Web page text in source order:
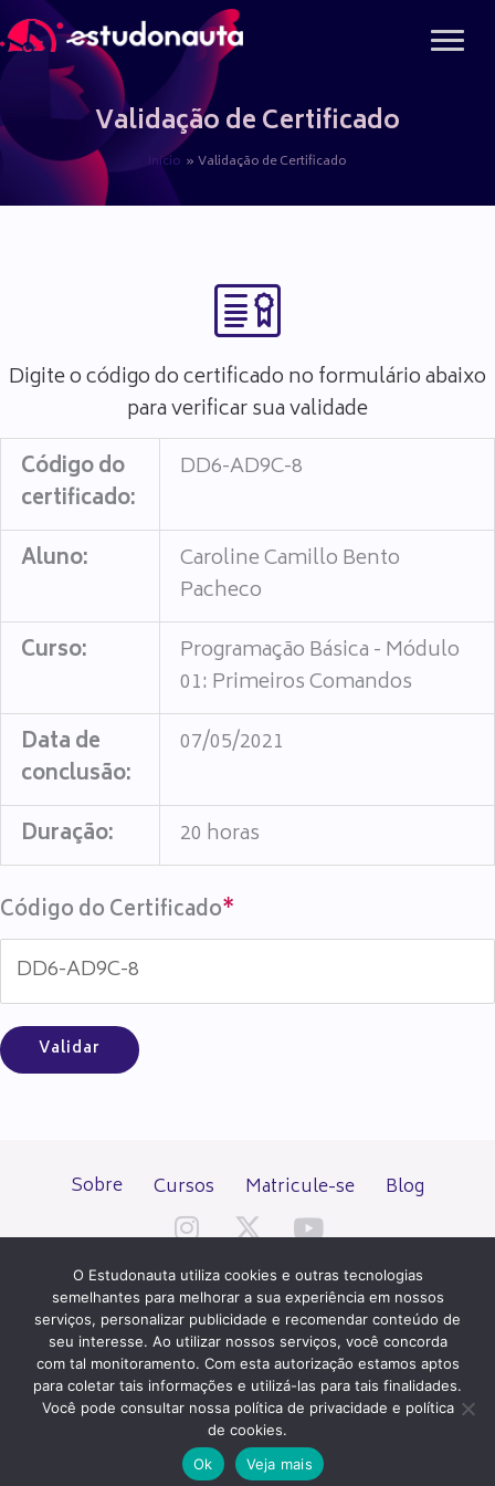
para
conteúdoValidação de Certificado
Início Validação de Certificado
Digite o código do certificado no formulário abaixo
para verificar sua validade
Código do
certificado:
DD6-AD9C-8
Aluno:
Caroline Camillo Bento
Pacheco
Curso:
Programação Básica - Módulo
01: Primeiros Comandos
Data de
conclusão:
07/05/2021
Duração: 20 horas
Código do Certificado*
Sobre Cursos Matricule-se Blog
Todos os direitos reservados desde 2000.
PATROCÍNIO E HOSPEDAGEM
O Estudonauta utiliza cookies e outras tecnologias
semelhantes para melhorar a sua experiência em nossos
serviços, personalizar publicidade e recomendar conteúdo de
seu interesse. Ao utilizar nossos serviços, você concorda
com tal monitoramento. Com esta autorização estamos aptos
para coletar tais informações e utilizá-las para tais finalidades.
Você pode consultar nossa política de privacidade e política
de cookies.
Ok
Veja mais